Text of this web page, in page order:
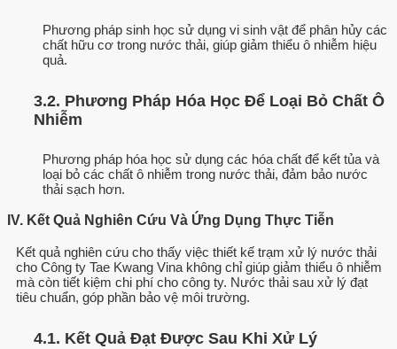
Phương pháp sinh học sử dụng vi sinh vật để phân hủy các
chất hữu cơ trong nước thải, giúp giảm thiểu ô nhiễm hiệu
quả.
3.2. Phương Pháp Hóa Học Để Loại Bỏ Chất Ô
Nhiễm
Phương pháp hóa học sử dụng các hóa chất để kết tủa và
loại bỏ các chất ô nhiễm trong nước thải, đảm bảo nước
thải sạch hơn.
IV. Kết Quả Nghiên Cứu Và Ứng Dụng Thực Tiễn
Kết quả nghiên cứu cho thấy việc thiết kế trạm xử lý nước thải
cho Công ty Tae Kwang Vina không chỉ giúp giảm thiểu ô nhiễm
mà còn tiết kiệm chi phí cho công ty. Nước thải sau xử lý đạt
tiêu chuẩn, góp phần bảo vệ môi trường.
4.1. Kết Quả Đạt Được Sau Khi Xử Lý